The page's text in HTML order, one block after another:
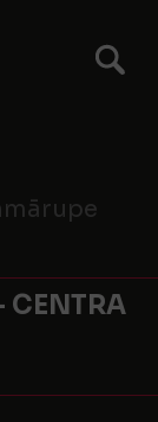
CENTRA